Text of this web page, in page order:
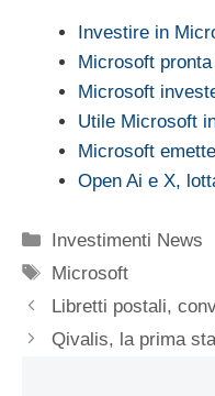
Investire in
Microsoft
Microsoft
Utile Microsoft
Microsoft
Open Ai e X,
Categorie
Investimenti News
Tag
Microsoft
Libretti postali,
Qivalis, la prima